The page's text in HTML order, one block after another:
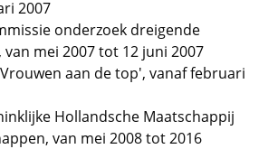
2007
onderzoek dreigende
mei 2007 tot 12 juni 2007
aan de top', vanaf februari
Hollandsche Maatschappij
van mei 2008 tot 2016